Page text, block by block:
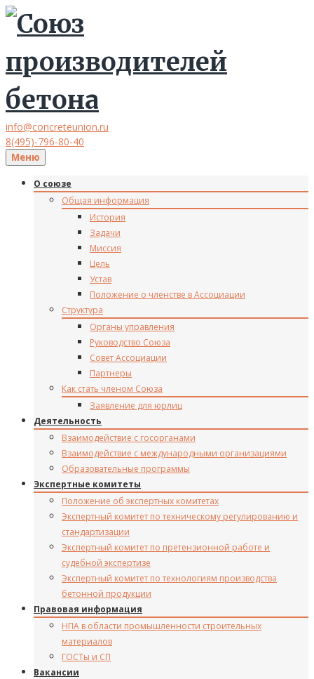
info@concreteunion.ru
8(495)-796-80-40
Меню
О союзе
Общая информация
История
Задачи
Миссия
Цель
Устав
Положение о членстве в Ассоциации
Структура
Органы управления
Руководство Союза
Совет Ассоциации
Партнеры
Как стать членом Союза
Заявление для юрлиц
Деятельность
Взаимодействие с госорганами
Взаимодействие с международными организациями
Образовательные программы
Экспертные комитеты
Положение об экспертных комитетах
Экспертный комитет по техническому регулированию и
стандартизации
Экспертный комитет по претензионной работе и
судебной экспертизе
Экспертный комитет по технологиям производства
бетонной продукции
Правовая информация
НПА в области промышленности строительных
материалов
ГОСТы и СП
Вакансии